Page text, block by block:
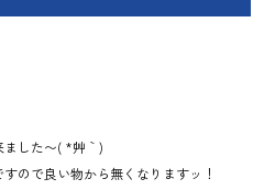
した〜( *´艸｀)
ので良い物から無くなりますッ！